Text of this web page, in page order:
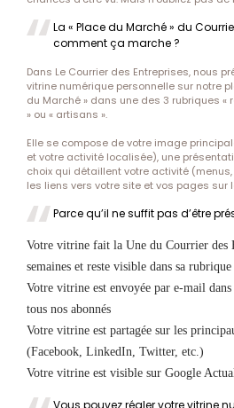
La « Place du Marché » du
comment ça marche ?
Dans Le Courrier des Entreprises, nous
vitrine numérique personnelle sur notre
du Marché » dans une des 3 rubriques «
» ou « artisans ».
Elle se compose de votre image
et votre activité localisée), une
choix qui détaillent votre activité
les liens vers votre site et vos pages sur
Parce qu’il ne suffit pas d’être
Votre vitrine fait la Une du Courrier des
semaines et reste visible dans sa
Votre vitrine est envoyée par e-mail dans
tous nos abonnés
Votre vitrine est partagée sur les
(Facebook, LinkedIn, Twitter, etc.)
Votre vitrine est visible sur Google
Vous pouvez régler votre vitrine